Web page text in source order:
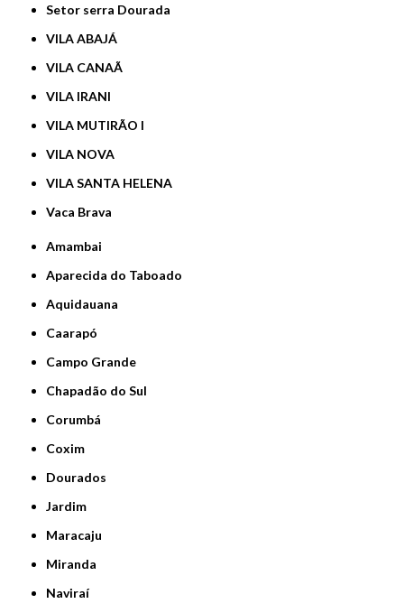
Setor serra Dourada
VILA ABAJÁ
VILA CANAÃ
VILA IRANI
VILA MUTIRÃO I
VILA NOVA
VILA SANTA HELENA
Vaca Brava
Amambai
Aparecida do Taboado
Aquidauana
Caarapó
Campo Grande
Chapadão do Sul
Corumbá
Coxim
Dourados
Jardim
Maracaju
Miranda
Naviraí